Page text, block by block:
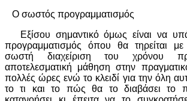
Ο σωστός προγραμματισμός
Εξίσου σημαντικό όμως είναι να
προγραμματισμός όπου θα τηρείται
σωστή διαχείριση του χρόνου
αποτελεσματική μάθηση στην
πολλές ώρες ενώ το κλειδί για την όλη
το τι και το πώς θα το διαβάσει το